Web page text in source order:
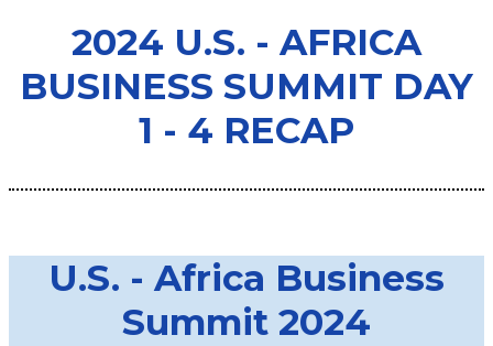
2024 U.S. - AFRICA
BUSINESS SUMMIT DAY
1 - 4 RECAP
U.S. - Africa Business
Summit 2024